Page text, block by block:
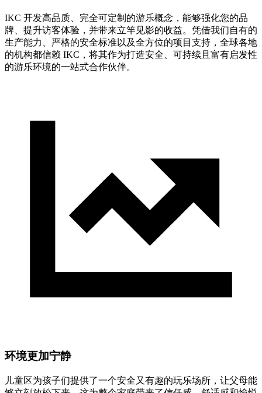
IKC 开发高品质、完全可定制的游乐概念，能够强化您的品
牌、提升访客体验，并带来立竿见影的收益。凭借我们自有的
生产能力、严格的安全标准以及全方位的项目支持，全球各地
的机构都信赖 IKC，将其作为打造安全、可持续且富有启发性
的游乐环境的一站式合作伙伴。
环境更加宁静
儿童区为孩子们提供了一个安全又有趣的玩乐场所，让父母能